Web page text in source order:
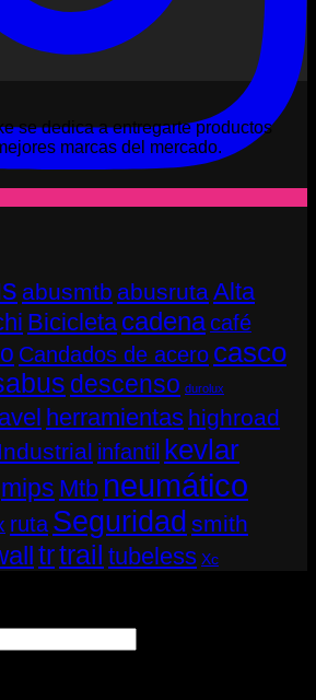
se dedica a entregarte productos
marcas del mercado.
abusmtb abusrutaAlta
Bicicleta cadenacafé
Candados de acero casco
descenso durolux
herramientas highroad
Industrial infantil kevlar
mips Mtb neumático
ruta Seguridad smith
trtrail tubeless Xc